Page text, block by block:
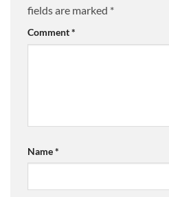
fields are marked *
Comment*
Name*